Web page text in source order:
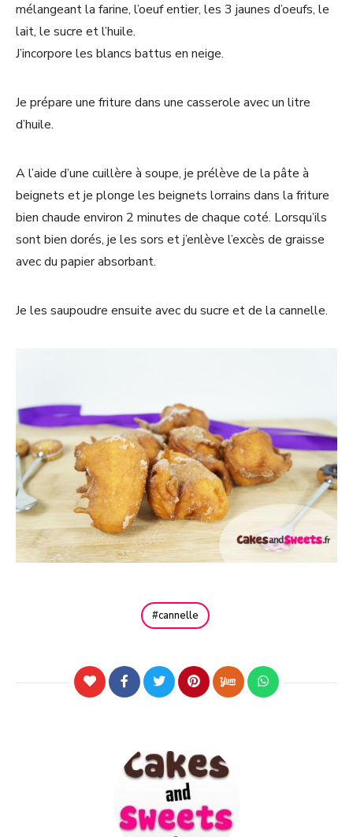
mélangeant la farine, l’oeuf entier, les 3 jaunes d’oeufs, le
lait, le sucre et l’huile.
J’incorpore les blancs battus en neige.
Je prépare une friture dans une casserole avec un litre
d’huile.
A l’aide d’une cuillère à soupe, je prélève de la pâte à
beignets et je plonge les beignets lorrains dans la friture
bien chaude environ 2 minutes de chaque coté. Lorsqu’ils
sont bien dorés, je les sors et j’enlève l’excès de graisse
avec du papier absorbant.
Je les saupoudre ensuite avec du sucre et de la cannelle.
cannelle